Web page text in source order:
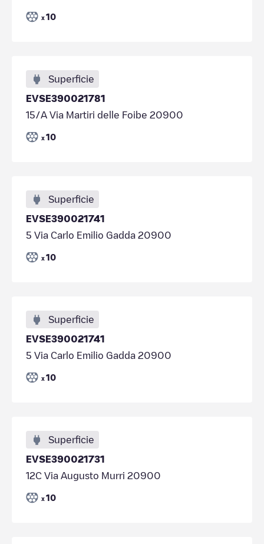
x 10
Superficie
EVSE390021781
15/A Via Martiri delle Foibe 20900
x 10
Superficie
EVSE390021741
5 Via Carlo Emilio Gadda 20900
x 10
Superficie
EVSE390021741
5 Via Carlo Emilio Gadda 20900
x 10
Superficie
EVSE390021731
12C Via Augusto Murri 20900
x 10